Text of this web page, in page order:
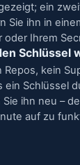
ein
Sie ihn in
oder Ihrem
Schlüssel
Repos, kein
ein Schlüssel
ihn neu –
auf zu